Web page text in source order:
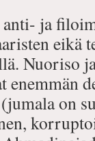
ja
eikä
Nuoriso
enemmän
on